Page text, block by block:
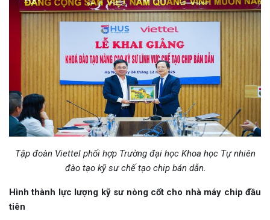
Tập đoàn Viettel phối hợp Trường đại học Khoa học Tự nhiên
đào tạo kỹ sư chế tạo chip bán dẫn.
Hình thành lực lượng kỹ sư nòng cốt cho nhà máy chip đầu
tiên